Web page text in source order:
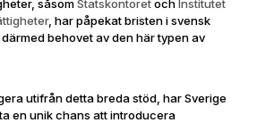
såsomStatskontoretochInstitutet
, har påpekat bristen i svensk
behovet av den här typen av
utifrån detta breda stöd, har Sverige
en unik chans att introducera